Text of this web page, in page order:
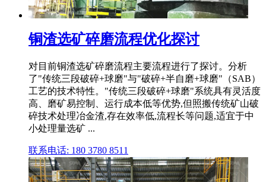
铜渣选矿碎磨流程优化探讨
对目前铜渣选矿碎磨流程主要流程进行了探讨。分析
了"传统三段破碎+球磨"与"破碎+半自磨+球磨"（SAB）
工艺的技术特性。"传统三段破碎+球磨"系统具有灵活度
高、磨矿易控制、运行成本低等优势,但照搬传统矿山破
碎技术处理冶金渣,存在效率低,流程长等问题,适宜于中
小处理量选矿 ...
联系电话: 180 3780 8511